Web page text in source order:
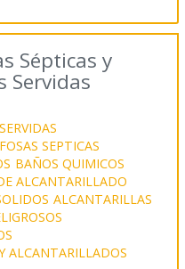
Sépticas y
Servidas
FOSAS SEPTICAS
BAÑOS QUIMICOS
ALCANTARILLADO
ALCANTARILLAS
ALCANTARILLADOS